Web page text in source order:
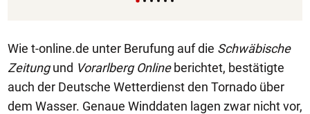
Wie t-online.de unter Berufung auf die Schwäbische
Zeitungund Vorarlberg Onlineberichtet, bestätigte
auch der Deutsche Wetterdienst den Tornado über
dem Wasser. Genaue Winddaten lagen zwar nicht vor,